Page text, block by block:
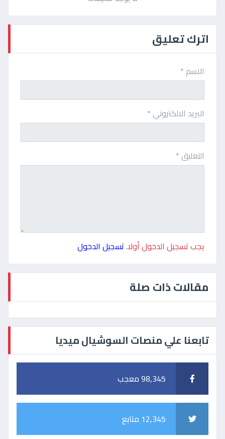
اترك تعليق
الاسم *
البريد الالكتروني *
التعليق *
يجب تسجيل الدخول أولا.تسجيل الدخول
مقالات ذات صلة
تابعنا علي منصات السوشيال ميديا
98,345 معجب
12,345 متابع